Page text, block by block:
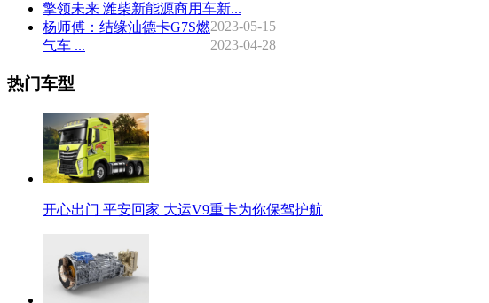
擎领未来 潍柴新能源商用车新...
2023-05-15
杨师傅：结缘汕德卡G7S燃
气车 ...
2023-04-28
热门车型
开心出门 平安回家 大运V9重卡为你保驾护航